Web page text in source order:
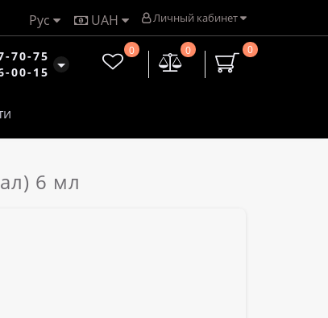
Личный кабинет
UAH
Рус
70-75
00-15
0
0
0
6 мл